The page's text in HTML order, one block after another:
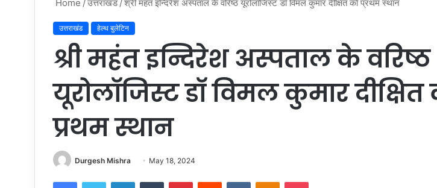
Home /उत्तराखंड /श्री महंत इन्दिरेश अस्पताल के वरिष्ठ यूरोलाॅजिस्ट डाॅ विमल कुमार दीक्षित को प्रथम स्थान
उत्तराखंड हेल्थ बुलेटिन
श्री महंत इन्दिरेश अस्पताल के वरिष्ठ
यूरोलाॅजिस्ट डाॅ विमल कुमार दीक्षित
प्रथम स्थान
Durgesh Mishra
Send May 18, 2024
FacebookTwitterLinkedInTumblrPinterestRedditVKontakteOdnoklassniki
Pocket